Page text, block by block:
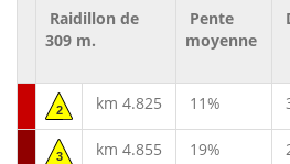
Raidillon de
309 m.
Pente
moyenne
2 km 4.825 11%
3 km 4.855 19%